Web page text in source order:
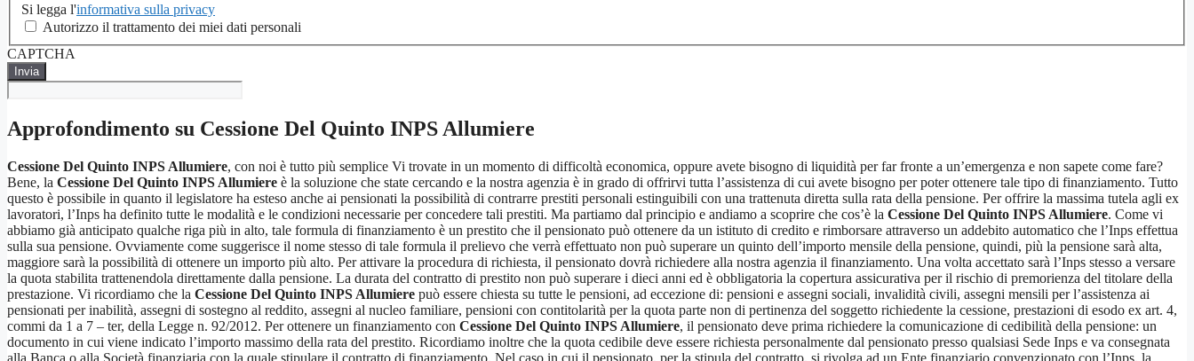
Si
legga
sulla
privacy
Si legga l'informativa sulla privacy
Autorizzo il trattamento dei miei dati personali
CAPTCHA
Approfondimento su Cessione Del Quinto INPS Allumiere
Cessione Del Quinto INPS Allumiere, con noi è tutto più semplice Vi trovate in un momento di difficoltà economica, oppure avete bisogno di liquidità per far fronte a un’emergenza e non sapete come fare?
Bene, la Cessione Del Quinto INPS Allumiere è la soluzione che state cercando e la nostra agenzia è in grado di offrirvi tutta l’assistenza di cui avete bisogno per poter ottenere tale tipo di finanziamento. Tutto
questo è possibile in quanto il legislatore ha esteso anche ai pensionati la possibilità di contrarre prestiti personali estinguibili con una trattenuta diretta sulla rata della pensione. Per offrire la massima tutela agli ex
lavoratori, l’Inps ha definito tutte le modalità e le condizioni necessarie per concedere tali prestiti. Ma partiamo dal principio e andiamo a scoprire che cos’è la Cessione Del Quinto INPS Allumiere. Come vi
abbiamo già anticipato qualche riga più in alto, tale formula di finanziamento è un prestito che il pensionato può ottenere da un istituto di credito e rimborsare attraverso un addebito automatico che l’Inps effettua
sulla sua pensione. Ovviamente come suggerisce il nome stesso di tale formula il prelievo che verrà effettuato non può superare un quinto dell’importo mensile della pensione, quindi, più la pensione sarà alta,
maggiore sarà la possibilità di ottenere un importo più alto. Per attivare la procedura di richiesta, il pensionato dovrà richiedere alla nostra agenzia il finanziamento. Una volta accettato sarà l’Inps stesso a versare
la quota stabilita trattenendola direttamente dalla pensione. La durata del contratto di prestito non può superare i dieci anni ed è obbligatoria la copertura assicurativa per il rischio di premorienza del titolare della
prestazione. Vi ricordiamo che la Cessione Del Quinto INPS Allumiere può essere chiesta su tutte le pensioni, ad eccezione di: pensioni e assegni sociali, invalidità civili, assegni mensili per l’assistenza ai
pensionati per inabilità, assegni di sostegno al reddito, assegni al nucleo familiare, pensioni con contitolarità per la quota parte non di pertinenza del soggetto richiedente la cessione, prestazioni di esodo ex art. 4,
commi da 1 a 7 – ter, della Legge n. 92/2012. Per ottenere un finanziamento con Cessione Del Quinto INPS Allumiere, il pensionato deve prima richiedere la comunicazione di cedibilità della pensione: un
documento in cui viene indicato l’importo massimo della rata del prestito. Ricordiamo inoltre che la quota cedibile deve essere richiesta personalmente dal pensionato presso qualsiasi Sede Inps e va consegnata
alla Banca o alla Società finanziaria con la quale stipulare il contratto di finanziamento. Nel caso in cui il pensionato, per la stipula del contratto, si rivolga ad un Ente finanziario convenzionato con l’Inps, la